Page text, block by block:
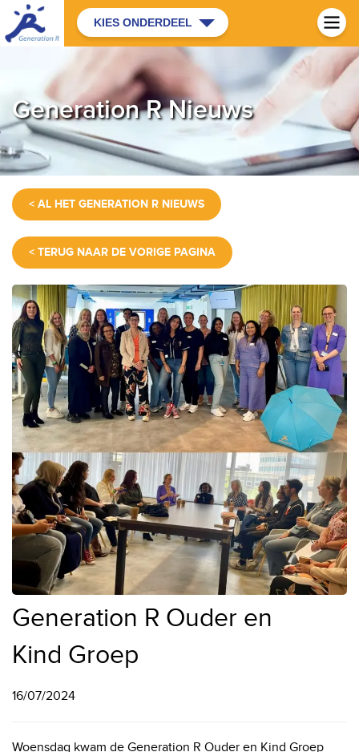
KIES ONDERDEEL
Generation R Nieuws
< AL HET GENERATION R NIEUWS
< TERUG NAAR DE VORIGE PAGINA
Generation R Ouder en
Kind Groep
16/07/2024
Woensdag kwam de Generation R Ouder en Kind Groep